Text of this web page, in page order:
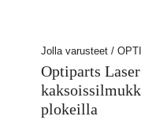
Jolla varusteet /
Optiparts
plokeilla